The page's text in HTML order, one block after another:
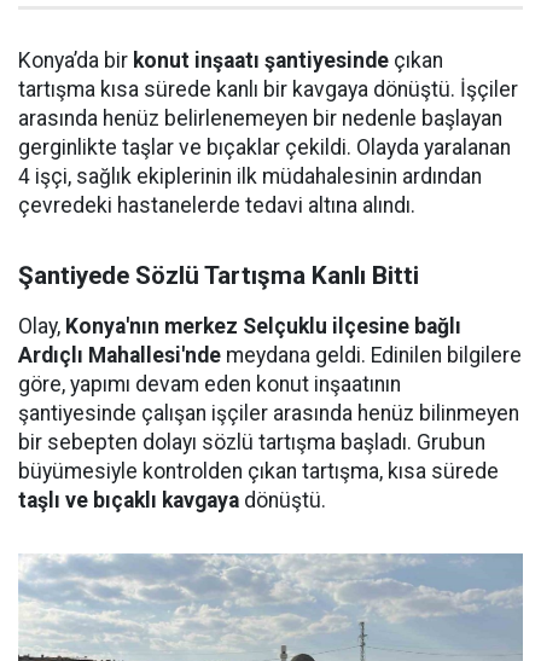
Konya’da bir konut inşaatı şantiyesinde çıkan
tartışma kısa sürede kanlı bir kavgaya dönüştü. İşçiler
arasında henüz belirlenemeyen bir nedenle başlayan
gerginlikte taşlar ve bıçaklar çekildi. Olayda yaralanan
4 işçi, sağlık ekiplerinin ilk müdahalesinin ardından
çevredeki hastanelerde tedavi altına alındı.
Şantiyede Sözlü Tartışma Kanlı Bitti
Olay, Konya'nın merkez Selçuklu ilçesine bağlı
Ardıçlı Mahallesi'nde meydana geldi. Edinilen bilgilere
göre, yapımı devam eden konut inşaatının
şantiyesinde çalışan işçiler arasında henüz bilinmeyen
bir sebepten dolayı sözlü tartışma başladı. Grubun
büyümesiyle kontrolden çıkan tartışma, kısa sürede
taşlı ve bıçaklı kavgaya dönüştü.